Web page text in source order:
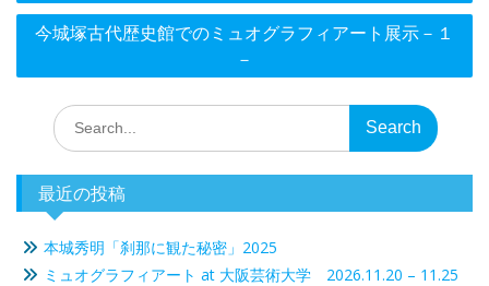
ビ
ー
ン
今城塚古代歴史館でのミュオグラフィアート展示－１
－
Search
for:
最近の投稿
本城秀明「刹那に観た秘密」2025
ミュオグラフィアート at 大阪芸術大学 2026.11.20 – 11.25